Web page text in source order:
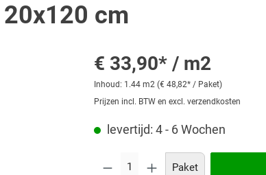
cm
€ 33,90* / m2
Inhoud: 1.44 m2 (€ 48,82* / Paket)
Prijzen incl. BTW en excl. verzendkosten
levertijd: 4 - 6 Wochen
Paket